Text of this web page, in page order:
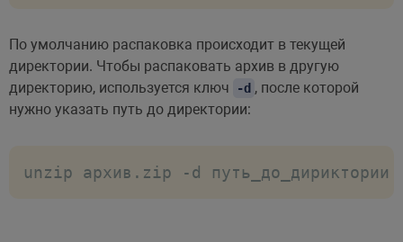
По умолчанию распаковка происходит в текущей
директории. Чтобы распаковать архив в другую
директорию, используется ключ
-d , после которой
нужно указать путь до директории:
unzip архив.zip -d путь_до_дириктории